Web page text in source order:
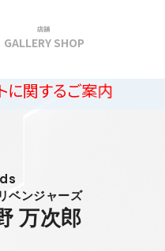
店舗
GALLERY SHOP
ベンジャーズ
万次郎